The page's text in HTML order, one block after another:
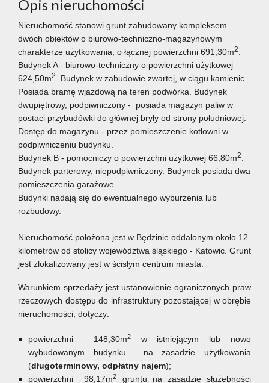
Opis nieruchomości
Nieruchomość stanowi grunt zabudowany kompleksem
dwóch obiektów o biurowo-techniczno-magazynowym
charakterze użytkowania, o łącznej powierzchni 691,30m2.
Budynek A - biurowo-techniczny o powierzchni użytkowej
624,50m2. Budynek w zabudowie zwartej, w ciągu kamienic.
Posiada bramę wjazdową na teren podwórka. Budynek
dwupiętrowy, podpiwniczony - posiada magazyn paliw w
postaci przybudówki do głównej bryły od strony południowej.
Dostęp do magazynu - przez pomieszczenie kotłowni w
podpiwniczeniu budynku.
Budynek B - pomocniczy o powierzchni użytkowej 66,80m2.
Budynek parterowy, niepodpiwniczony. Budynek posiada dwa
pomieszczenia garażowe.
Budynki nadają się do ewentualnego wyburzenia lub
rozbudowy.
Nieruchomość położona jest w Będzinie oddalonym około 12
kilometrów od stolicy województwa śląskiego - Katowic. Grunt
jest zlokalizowany jest w ścisłym centrum miasta.
Warunkiem sprzedaży jest ustanowienie ograniczonych praw
rzeczowych dostępu do infrastruktury pozostającej w obrębie
nieruchomości, dotyczy:
powierzchni 148,30m2w istniejącym lub nowo
wybudowanym budynku na zasadzie użytkowania
(długoterminowy, odpłatny najem);
powierzchni 98,17m2 gruntu na zasadzie służebności